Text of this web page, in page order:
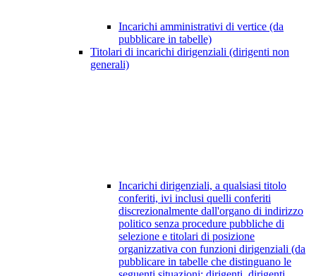
Incarichi amministrativi di vertice (da
pubblicare in tabelle)
Titolari di incarichi dirigenziali (dirigenti non
generali)
Incarichi dirigenziali, a qualsiasi titolo
conferiti, ivi inclusi quelli conferiti
discrezionalmente dall'organo di indirizzo
politico senza procedure pubbliche di
selezione e titolari di posizione
organizzativa con funzioni dirigenziali (da
pubblicare in tabelle che distinguano le